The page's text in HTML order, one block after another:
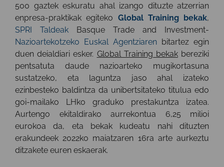
500 gaztek eskuratu ahal izango dituzte atzerrian
enpresa-praktikak egiteko Global Training bekak,
SPRI Taldeak Basque Trade and Investment-
Nazioartekotzeko Euskal Agentziaren bitartez egin
duen deialdiari esker. Global Training bekakbereziki
pentsatuta daude nazioarteko mugikortasuna
sustatzeko, eta laguntza jaso ahal izateko
ezinbesteko baldintza da unibertsitateko titulua edo
goi-mailako LHko graduko prestakuntza izatea.
Aurtengo ekitaldirako aurrekontua 6,25 milioi
eurokoa da, eta bekak kudeatu nahi dituzten
erakundeek 2022ko maiatzaren 16ra arte aurkeztu
ditzakete euren eskaerak.